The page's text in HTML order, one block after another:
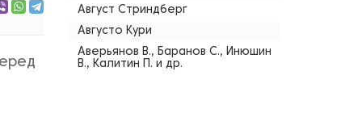
Август Стриндберг
Августо Кури
Аверьянов В., Баранов С., Инюшин
В., Калитин П. и др.